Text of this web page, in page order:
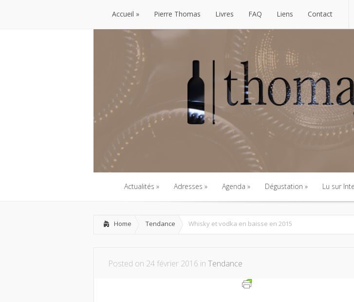
Accueil
Accueil
Pierre Thomas Livres FAQ Liens Contact
Actualités
Actualités
Adresses
Adresses
Agenda
Agenda
Dégustation
Dégustation
Lu sur
Lu sur
Home Tendance Whisky et vodka en baisse en 2015
Posted on 24 février 2016 in Tendance